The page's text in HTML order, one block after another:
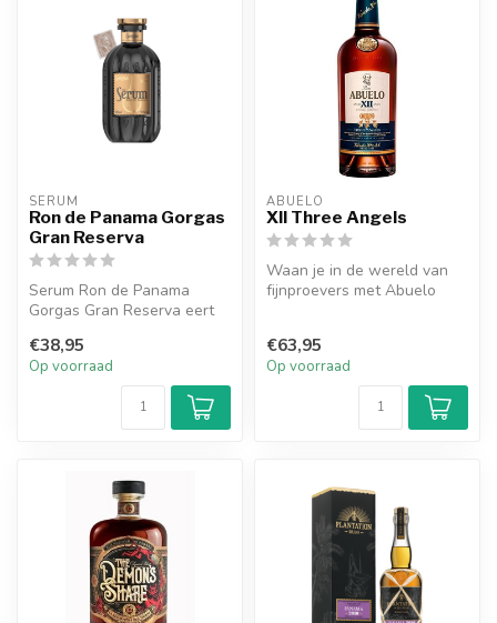
SERUM
Ron de Panama Gorgas
Gran Reserva
Serum Ron de Panama
Gorgas Gran Reserva eert
tonen va...
€38,95
Op voorraad
ABUELO
XII Three Angels
Waan je in de wereld van
fijnproevers met Abuelo
€63,95
Op voorraad